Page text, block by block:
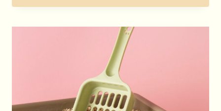
VEJA
CAPRICHAR
GATO
IDOSO!